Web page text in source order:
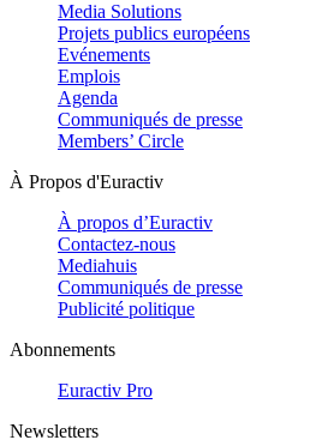
Media Solutions
Projets publics européens
Evénements
Emplois
Agenda
Communiqués de presse
Members’ Circle
À Propos d'Euractiv
À propos d’Euractiv
Contactez-nous
Mediahuis
Communiqués de presse
Publicité politique
Abonnements
Euractiv Pro
Newsletters